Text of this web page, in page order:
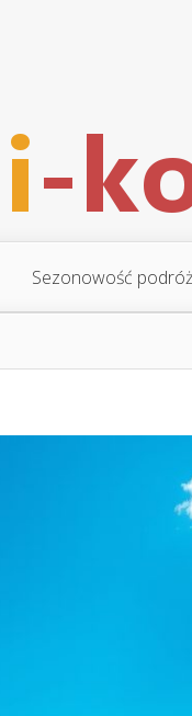
Sezonowość